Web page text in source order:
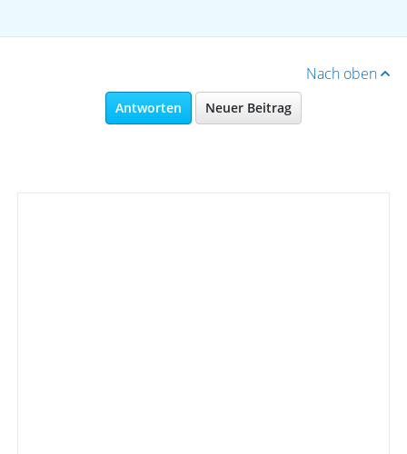
Nach oben
Antworten Neuer Beitrag